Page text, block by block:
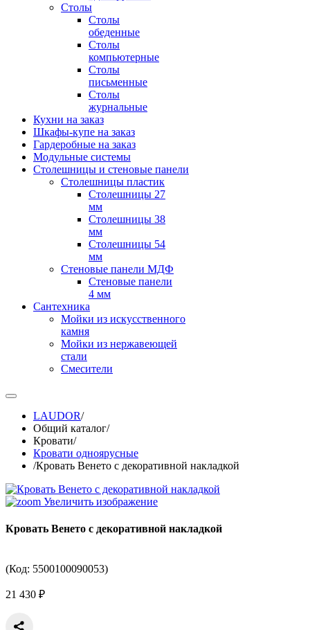
Столы
Столы
обеденные
Столы
компьютерные
Столы
письменные
Столы
журнальные
Кухни на заказ
Шкафы-купе на заказ
Гардеробные на заказ
Модульные системы
Столешницы и стеновые панели
Столешницы пластик
Столешницы 27
мм
Столешницы 38
мм
Столешницы 54
мм
Стеновые панели МДФ
Стеновые панели
4 мм
Сантехника
Мойки из искусственного
камня
Мойки из нержавеющей
стали
Смесители
LAUDOR/
Общий каталог/
Кровати/
Кровати одноярусные
/Кровать Венето с декоративной накладкой
Увеличить изображение
Кровать Венето с декоративной накладкой
(Код: 5500100090053)
21 430 ₽